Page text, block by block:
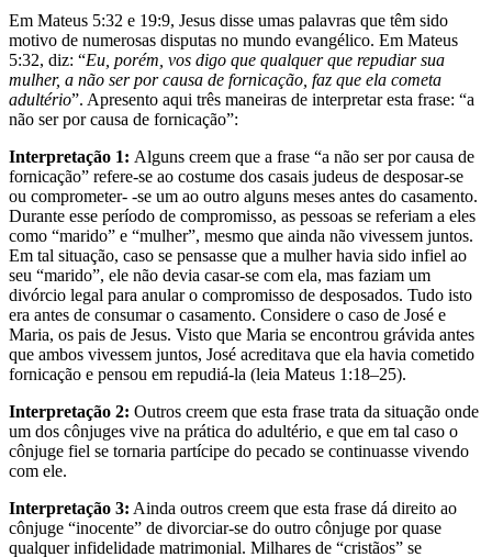
Em Mateus 5:32 e 19:9, Jesus disse umas palavras que têm sido
motivo de numerosas disputas no mundo evangélico. Em Mateus
5:32, diz: “Eu, porém, vos digo que qualquer que repudiar sua
mulher, a não ser por causa de fornicação, faz que ela cometa
adultério”. Apresento aqui três maneiras de interpretar esta frase: “a
não ser por causa de fornicação”:
Interpretação 1: Alguns creem que a frase “a não ser por causa de
fornicação” refere-se ao costume dos casais judeus de desposar-se
ou comprometer- -se um ao outro alguns meses antes do casamento.
Durante esse período de compromisso, as pessoas se referiam a eles
como “marido” e “mulher”, mesmo que ainda não vivessem juntos.
Em tal situação, caso se pensasse que a mulher havia sido infiel ao
seu “marido”, ele não devia casar-se com ela, mas faziam um
divórcio legal para anular o compromisso de desposados. Tudo isto
era antes de consumar o casamento. Considere o caso de José e
Maria, os pais de Jesus. Visto que Maria se encontrou grávida antes
que ambos vivessem juntos, José acreditava que ela havia cometido
fornicação e pensou em repudiá-la (leia Mateus 1:18–25).
Interpretação 2: Outros creem que esta frase trata da situação onde
um dos cônjuges vive na prática do adultério, e que em tal caso o
cônjuge fiel se tornaria partícipe do pecado se continuasse vivendo
com ele.
Interpretação 3: Ainda outros creem que esta frase dá direito ao
cônjuge “inocente” de divorciar-se do outro cônjuge por quase
qualquer infidelidade matrimonial. Milhares de “cristãos” se